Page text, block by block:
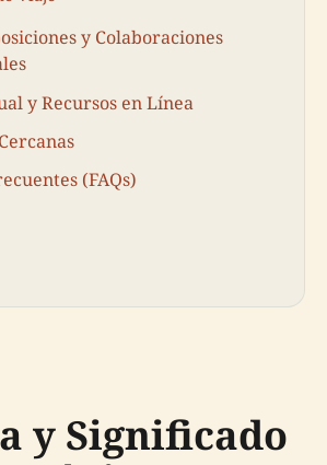
y Colaboraciones
y Recursos en Línea
(FAQs)
y Significado